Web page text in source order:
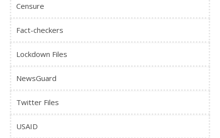
Censure
Fact-checkers
Lockdown Files
NewsGuard
Twitter Files
USAID